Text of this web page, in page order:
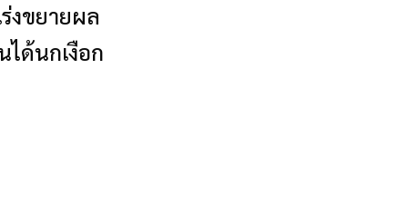
งขยายผล
ด้นกเงือก